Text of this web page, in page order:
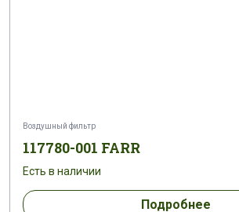
Воздушный фильтр
117780-001 FARR
Есть в наличии
Подробнее